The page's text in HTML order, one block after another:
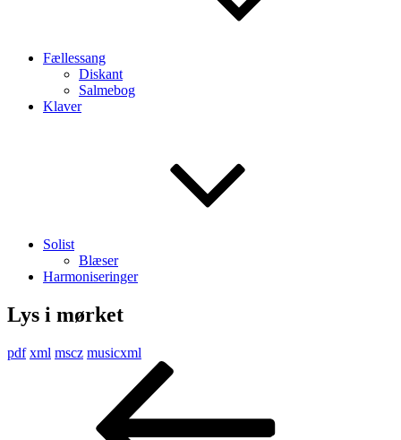
Fællessang
Diskant
Salmebog
Klaver
Solist
Blæser
Harmoniseringer
Lys i mørket
pdf xml mscz musicxml
Indlægsnavigation